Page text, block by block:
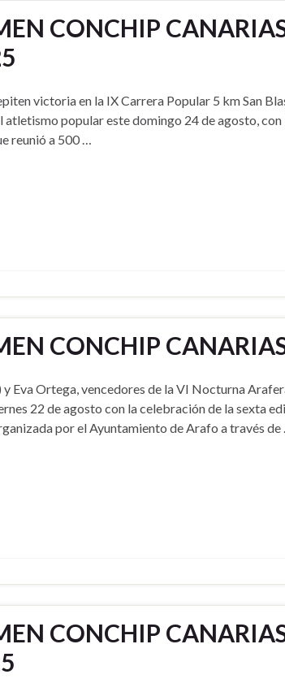
CONCHIP
victoria en la IX Carrera Popular 5 km San
popular este domingo 24 de agosto,
reunió a 500 …
CONCHIP
y Eva Ortega, vencedores de la VI Nocturna
22 de agosto con la celebración de la sexta
por el Ayuntamiento de Arafo a través de …
CONCHIP